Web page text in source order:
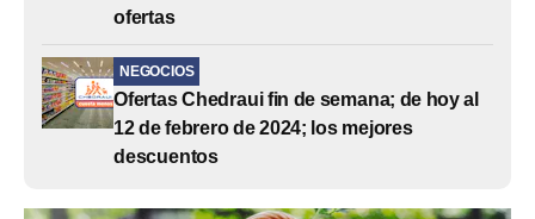
ofertas
NEGOCIOS
Ofertas Chedraui fin de semana; de hoy al
12 de febrero de 2024; los mejores
descuentos